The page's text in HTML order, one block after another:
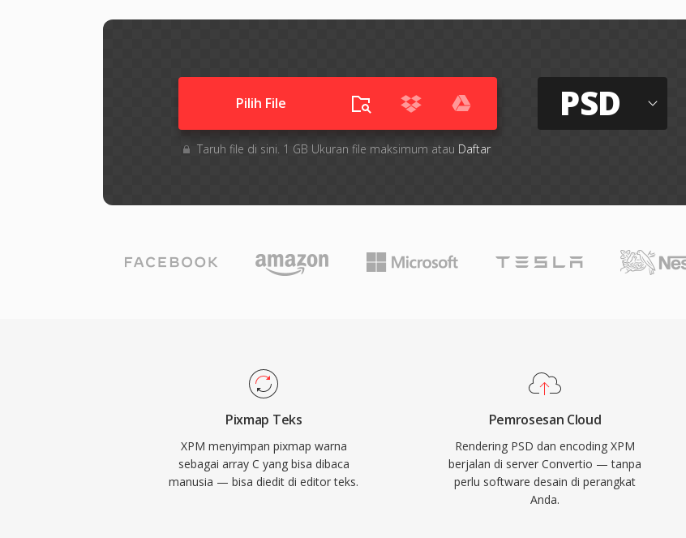
Pilih File
Taruh file di sini. 1 GB Ukuran file maksimum atau Daftar
PSD
Pixmap Teks
XPM menyimpan pixmap warna
sebagai array C yang bisa dibaca
manusia — bisa diedit di editor teks.
Pemrosesan Cloud
Rendering PSD dan encoding XPM
berjalan di server Convertio — tanpa
perlu software desain di perangkat
Anda.